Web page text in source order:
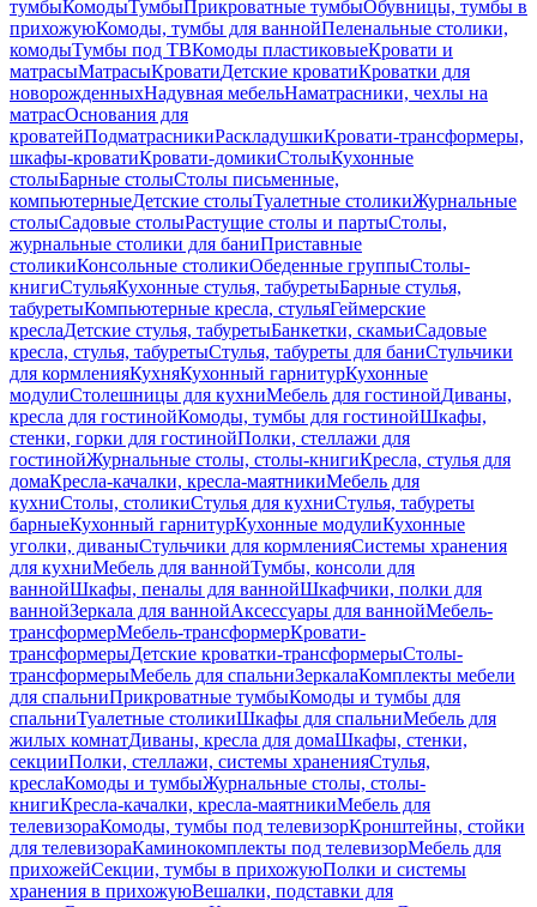
тумбыКомодыТумбыПрикроватные тумбыОбувницы, тумбы в
прихожуюКомоды, тумбы для ваннойПеленальные столики,
комодыТумбы под ТВКомоды пластиковыеКровати и
матрасыМатрасыКроватиДетские кроватиКроватки для
новорожденныхНадувная мебельНаматрасники, чехлы на
матрасОснования для
кроватейПодматрасникиРаскладушкиКровати-трансформеры,
шкафы-кроватиКровати-домикиСтолыКухонные
столыБарные столыСтолы письменные,
компьютерныеДетские столыТуалетные столикиЖурнальные
столыСадовые столыРастущие столы и партыСтолы,
журнальные столики для баниПриставные
столикиКонсольные столикиОбеденные группыСтолы-
книгиСтульяКухонные стулья, табуретыБарные стулья,
табуретыКомпьютерные кресла, стульяГеймерские
креслаДетские стулья, табуретыБанкетки, скамьиСадовые
кресла, стулья, табуретыСтулья, табуреты для баниСтульчики
для кормленияКухняКухонный гарнитурКухонные
модулиСтолешницы для кухниМебель для гостинойДиваны,
кресла для гостинойКомоды, тумбы для гостинойШкафы,
стенки, горки для гостинойПолки, стеллажи для
гостинойЖурнальные столы, столы-книгиКресла, стулья для
домаКресла-качалки, кресла-маятникиМебель для
кухниСтолы, столикиСтулья для кухниСтулья, табуреты
барныеКухонный гарнитурКухонные модулиКухонные
уголки, диваныСтульчики для кормленияСистемы хранения
для кухниМебель для ваннойТумбы, консоли для
ваннойШкафы, пеналы для ваннойШкафчики, полки для
ваннойЗеркала для ваннойАксессуары для ваннойМебель-
трансформерМебель-трансформерКровати-
трансформерыДетские кроватки-трансформерыСтолы-
трансформерыМебель для спальниЗеркалаКомплекты мебели
для спальниПрикроватные тумбыКомоды и тумбы для
спальниТуалетные столикиШкафы для спальниМебель для
жилых комнатДиваны, кресла для домаШкафы, стенки,
секцииПолки, стеллажи, системы храненияСтулья,
креслаКомоды и тумбыЖурнальные столы, столы-
книгиКресла-качалки, кресла-маятникиМебель для
телевизораКомоды, тумбы под телевизорКронштейны, стойки
для телевизораКаминокомплекты под телевизорМебель для
прихожейСекции, тумбы в прихожуюПолки и системы
хранения в прихожуюВешалки, подставки для